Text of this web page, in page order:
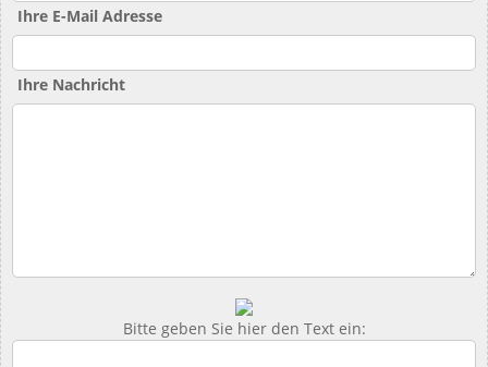
Ihre E-Mail Adresse
Ihre Nachricht
Bitte geben Sie hier den Text ein: